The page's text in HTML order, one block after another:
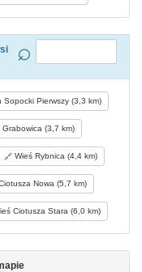
Pierwszy (3,3 km)
(3,7 km)
Wieś Rybnica (4,4 km)
Nowa (5,7 km)
Ciotusza Stara (6,0 km)